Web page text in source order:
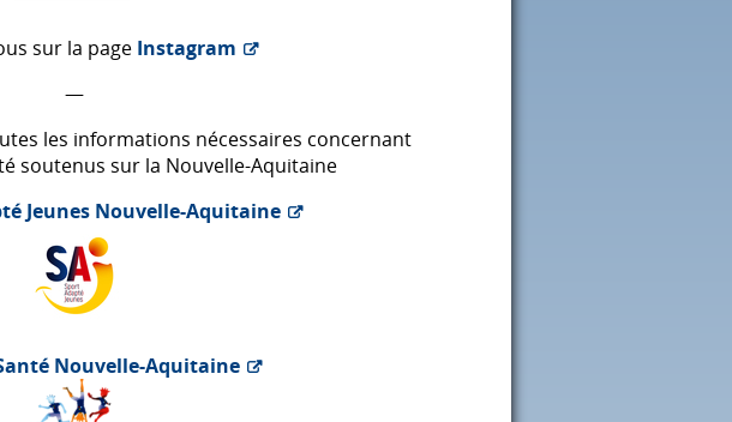
sur la page Instagram
—
les informations nécessaires concernant
soutenus sur la Nouvelle-Aquitaine
Jeunes Nouvelle-Aquitaine
Nouvelle-Aquitaine